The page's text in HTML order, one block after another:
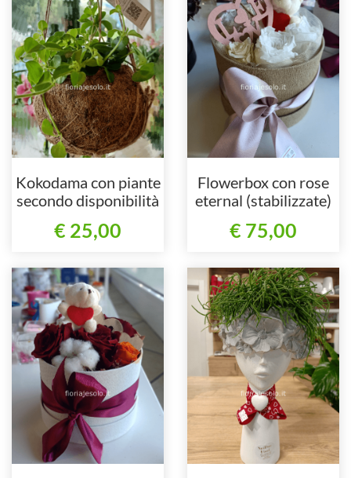
Kokodama con piante
secondo disponibilità
€ 25,00
Flowerbox con rose
eternal (stabilizzate)
€ 75,00